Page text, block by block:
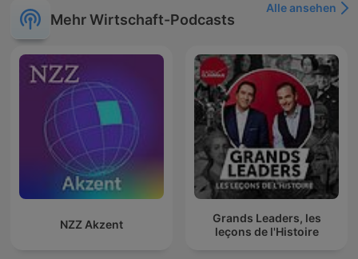
Mehr Wirtschaft-Podcasts
Alle ansehen
NZZ Akzent
Grands Leaders, les
leçons de l'Histoire